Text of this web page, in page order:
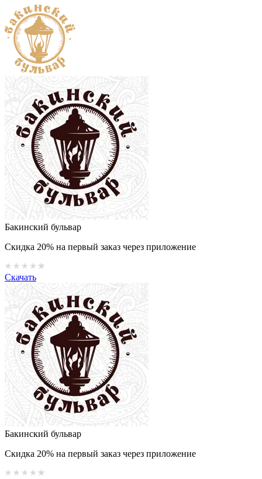
Бакинский бульвар
Скидка 20% на первый заказ через приложение
Скачать
Бакинский бульвар
Скидка 20% на первый заказ через приложение